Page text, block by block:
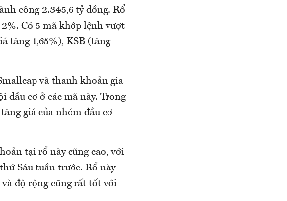
công 2.345,6 tỷ đồng. Rổ
Có 5 mã khớp lệnh vượt
tăng 1,65%), KSB (tăng
và thanh khoản gia
đầu cơ ở các mã này. Trong
giá của nhóm đầu cơ
tại rổ này cũng cao, với
Sáu tuần trước. Rổ này
độ rộng cũng rất tốt với